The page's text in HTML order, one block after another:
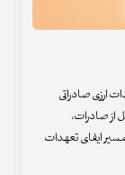
ارزی صادراتی
از صادرات،
ایفای تعهدات